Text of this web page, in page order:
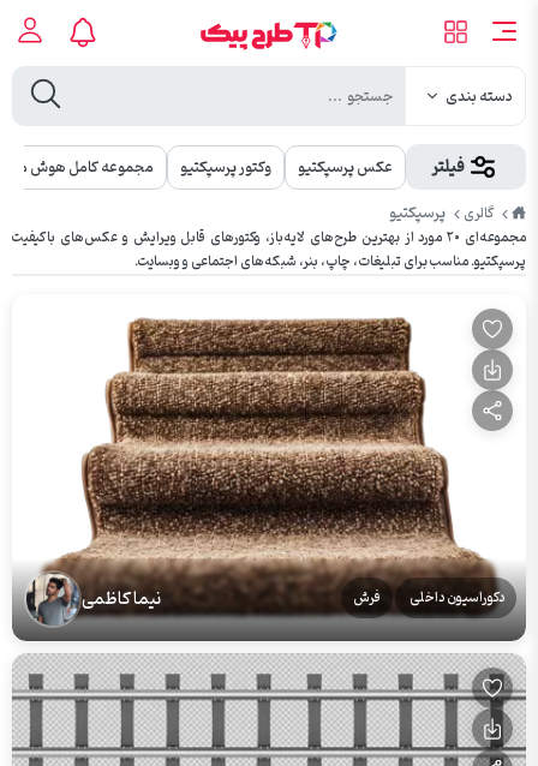
دسته بندی
فیلتر عکس پرسپکتیو وکتور پرسپکتیو
مجموعه کامل هوش
طرح
پیک
گالری پرسپکتیو
مجموعه‌ای ۲۰ مورد از بهترین طرح‌های لایه‌باز، وکتورهای قابل ویرایش و عکس‌های باکیفیت
پرسپکتیو. مناسب برای تبلیغات، چاپ، بنر، شبکه‌های اجتماعی و وبسایت.
دکوراسیون داخلی فرش نیما کاظمی